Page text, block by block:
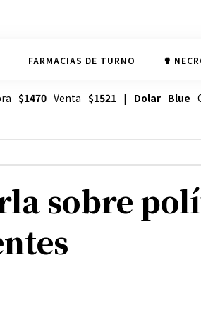
FARMACIAS DE TURNO ✟
$1470Venta $1521| Dolar Blue
sobre